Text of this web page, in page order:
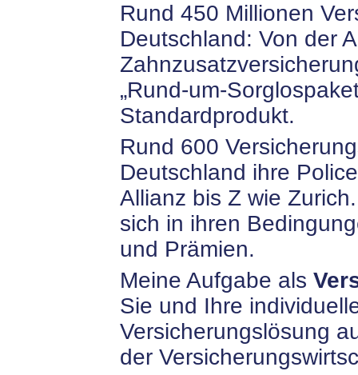
Rund 450 Millionen
Deutschland: Von der
„Rund-um-
Standardprodukt.
Rund 600
Deutschland ihre
Allianz bis Z wie
sich in ihren
und Prämien.
Meine Aufgabe als
Sie und Ihre
Versicherungslösung
der